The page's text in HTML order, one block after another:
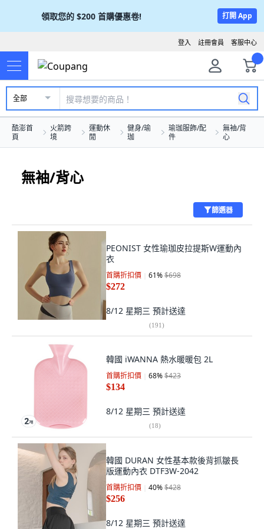
領取您的 $200 首購優惠卷! 打開 App
客服中心
註冊會員
登入
全部
酷澎首
頁
火箭跨
境
運動休
閒
健身/瑜
珈
瑜珈服飾/配
件
無袖/背
心
無袖/背心
篩選器
PEONIST 女性瑜珈皮拉提斯W運動內
衣
首購折扣價 61%$698
$272
8/12 星期三 預計送達
(191)
韓國 iWANNA 熱水暖暖包 2L
首購折扣價 68%$423
$134
8/12 星期三 預計送達
(18)
韓國 DURAN 女性基本款後背抓皺長
版運動內衣 DTF3W-2042
首購折扣價 40%$428
$256
8/12 星期三 預計送達